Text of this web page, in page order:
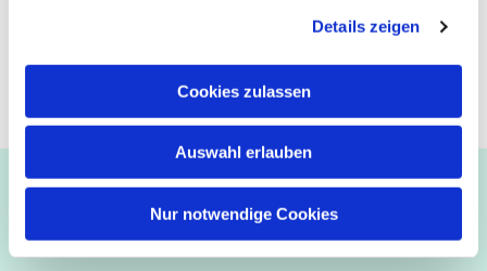
Details zeigen
Cookies zulassen
Auswahl erlauben
Nur notwendige Cookies
Ev.-luth. Kirchengemeinde Paderborn
Bastfelder Weg 30 - 33098 Paderborn
05251/5002-32 und 5002-33